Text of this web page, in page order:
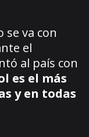
se va con
el
al país con
es el más
y en todas